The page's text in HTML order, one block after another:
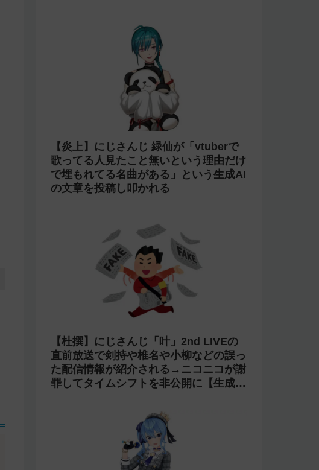
【炎上】にじさんじ 緑仙が「vtuberで
歌ってる人見たこと無いという理由だけ
で埋もれてる名曲がある」という生成AI
の文章を投稿し叩かれる
【杜撰】にじさんじ「叶」2nd LIVEの
直前放送で剣持や椎名や小柳などの誤っ
た配信情報が紹介される→ニコニコが謝
罪してタイムシフトを非公開に【生成